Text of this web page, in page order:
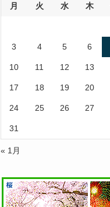
月 火 水 木
3 4 5 6
10 11 12 13
17 18 19 20
24 25 26 27
31
« 1月